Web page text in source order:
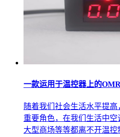
一款运用于温控器上的
随着我们社会生活水平提
重要角色，在我们生活中空
大型商场等等都离不开温